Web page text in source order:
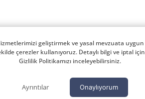
geliştirmek ve yasal mevzuata uygun
çerezler kullanıyoruz. Detaylı bilgi ve iptal için
Gizlilik Politikamızı inceleyebilirsiniz.
Ayrıntılar Onaylıyorum